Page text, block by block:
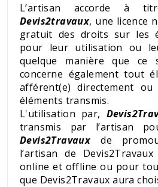
L’artisan accorde à
Devis2travaux, une licence
gratuit des droits sur les
pour leur utilisation ou
quelque manière que ce
concerne également tout
afférent(e) directement ou
éléments transmis.
L'utilisation par,
transmis par l’artisan
Devis2Travauxde
l’artisan de
online et offline ou pour
que Devis2Travaux aura